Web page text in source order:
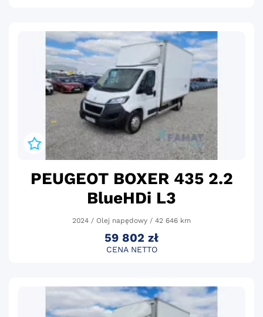
PEUGEOT BOXER 435 2.2
BlueHDi L3
2024 / Olej napędowy / 42 646 km
59 802 zł
CENA NETTO